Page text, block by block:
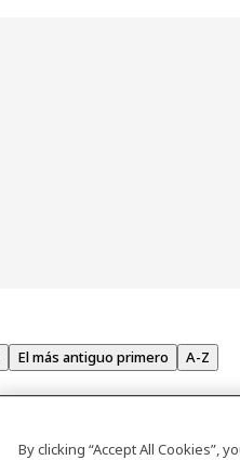
El más antiguo primero
A-Z
By clicking “Accept All Cookies”,